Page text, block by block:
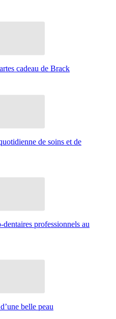
cadeau de Brack
de soins et de
professionnels au
belle peau